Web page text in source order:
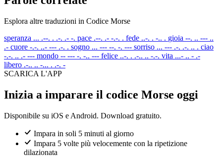
Esplora altre traduzioni in Codice Morse
speranza ... .--. . .-. .- -. pace .--. .- -.-. . fede ..-. . -.. . gioia --. .. --- ..
.- cuore -.-. ..- --- .-. . sogno ... --- --. -. --- sorriso ... --- .-. .-. .. . ciao
-.-. .. .- --- mondo -- --- -. -.. --- felice ..-. . .-.. .. -.-. vita ...- .. - .-
libero .-.. .. -... . .-. -
SCARICA L'APP
Inizia a imparare il codice Morse oggi
Disponibile su iOS e Android. Download gratuito.
Impara in soli 5 minuti al giorno
Impara 5 volte più velocemente con la ripetizione
dilazionata